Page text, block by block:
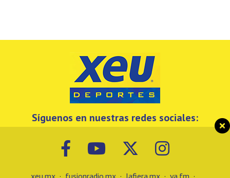
Síguenos en nuestras redes sociales: